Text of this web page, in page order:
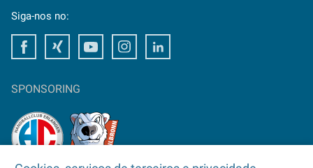
Siga-nos no:
FacebookXing Youtube Instagram
SPONSORING